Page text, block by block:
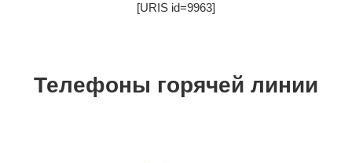
[URIS id=9963]
Телефоны горячей линии